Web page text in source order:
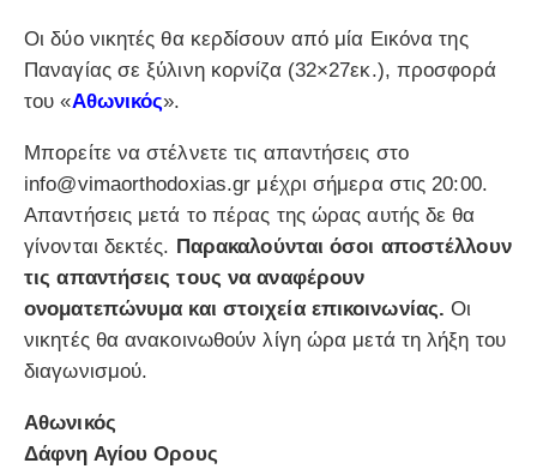
Οι δύο νικητές θα κερδίσουν από μία Εικόνα της
Παναγίας σε ξύλινη κορνίζα (32×27εκ.), προσφορά
του «Αθωνικός».
Μπορείτε να στέλνετε τις απαντήσεις στο
info@vimaorthodoxias.gr μέχρι σήμερα στις 20:00.
Απαντήσεις μετά το πέρας της ώρας αυτής δε θα
γίνονται δεκτές. Παρακαλούνται όσοι αποστέλλουν
τις απαντήσεις τους να αναφέρουν
ονοματεπώνυμα και στοιχεία επικοινωνίας. Οι
νικητές θα ανακοινωθούν λίγη ώρα μετά τη λήξη του
διαγωνισμού.
Αθωνικός
Δάφνη Αγίου Ορους